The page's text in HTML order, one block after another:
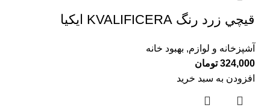
قيچي زرد رنگ KVALIFICERA ايكيا
آشپزخانه و لوازم, بهبود خانه
324,000 تومان
افزودن به سبد خرید